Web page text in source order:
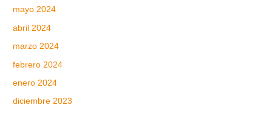
mayo 2024
abril 2024
marzo 2024
febrero 2024
enero 2024
diciembre 2023